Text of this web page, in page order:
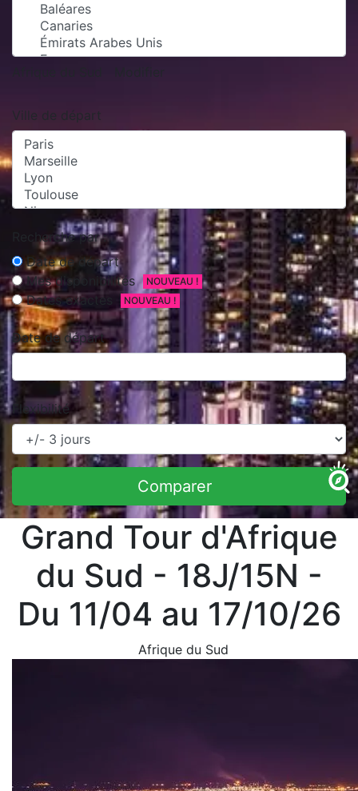
Ville de départ
Recherche par :
Date de départ
Mes disponibilités
NOUVEAU !
Dates exactes NOUVEAU !
Date de départ
Flexibilité
Comparer
Grand Tour d'Afrique
du Sud - 18J/15N -
Du 11/04 au 17/10/26
Afrique du Sud